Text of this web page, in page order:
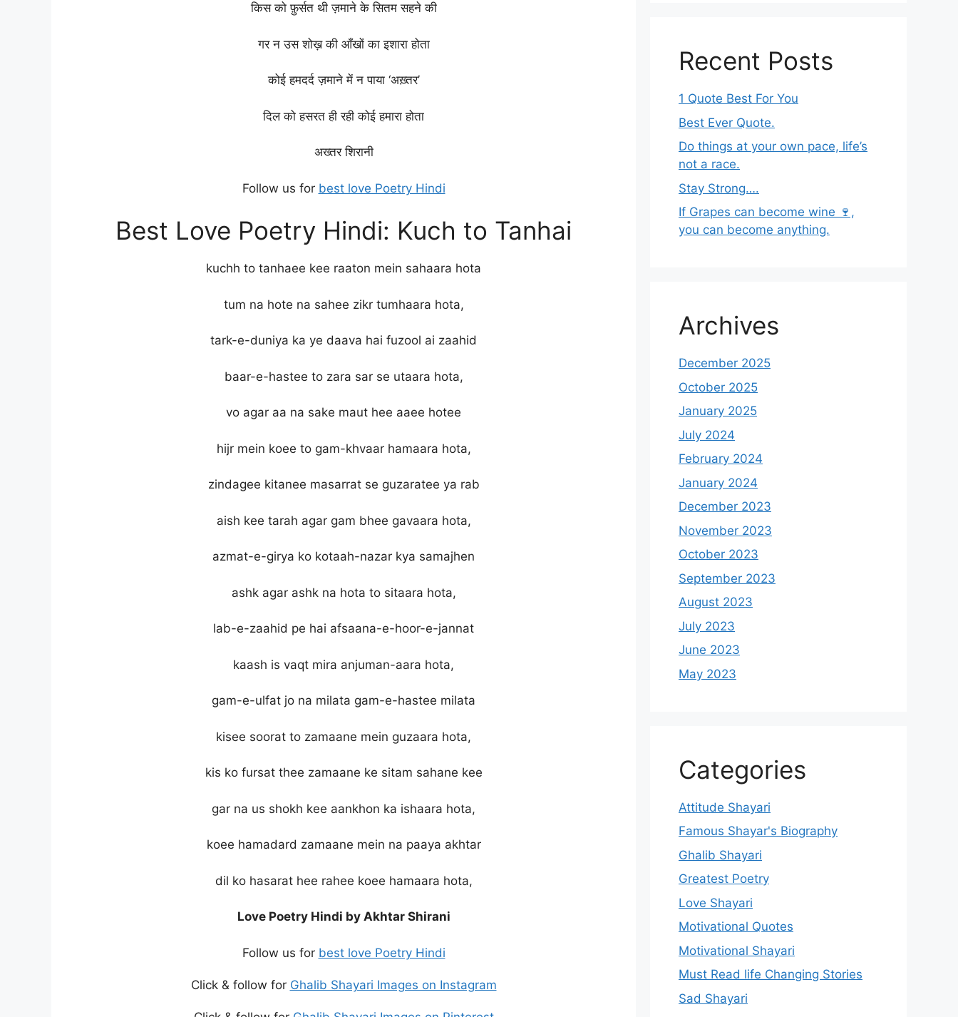
किसकोफ़ुर्सत थीज़मानेकेसितमसहनेकी
गरनउसशोख़की आँखोंकाइशाराहोता
कोईहमदर्दज़मानेमेंनपाया ‘अख़्तर’
दिलकोहसरतहीरहीकोईहमाराहोता
अख्तर शिरानी
Follow us for best love Poetry Hindi
Best Love Poetry Hindi: Kuch to Tanhai
kuchh to tanhaee kee raaton mein sahaara hota
tum na hote na sahee zikr tumhaara hota,
tark-e-duniya ka ye daava hai fuzool ai zaahid
baar-e-hastee to zara sar se utaara hota,
vo agar aa na sake maut hee aaee hotee
hijr mein koee to gam-khvaar hamaara hota,
zindagee kitanee masarrat se guzaratee ya rab
aish kee tarah agar gam bhee gavaara hota,
azmat-e-girya ko kotaah-nazar kya samajhen
ashk agar ashk na hota to sitaara hota,
lab-e-zaahid pe hai afsaana-e-hoor-e-jannat
kaash is vaqt mira anjuman-aara hota,
gam-e-ulfat jo na milata gam-e-hastee milata
kisee soorat to zamaane mein guzaara hota,
kis ko fursat thee zamaane ke sitam sahane kee
gar na us shokh kee aankhon ka ishaara hota,
koee hamadard zamaane mein na paaya akhtar
dil ko hasarat hee rahee koee hamaara hota,
Love Poetry Hindi by Akhtar Shirani
Follow us for best love Poetry Hindi
Click & follow for Ghalib Shayari Images on Instagram
Recent Posts
1 Quote Best For You
Best Ever Quote.
Do things at your own pace, life’s
not a race.
Stay Strong….
If Grapes can become wine 🍷,
you can become anything.
Archives
December 2025
October 2025
January 2025
July 2024
February 2024
January 2024
December 2023
November 2023
October 2023
September 2023
August 2023
July 2023
June 2023
May 2023
Categories
Attitude Shayari
Famous Shayar's Biography
Ghalib Shayari
Greatest Poetry
Love Shayari
Motivational Quotes
Motivational Shayari
Must Read life Changing Stories
Sad Shayari